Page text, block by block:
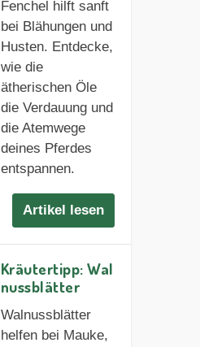
Fenchel hilft sanft
bei Blähungen und
Husten. Entdecke,
wie die
ätherischen Öle
die Verdauung und
die Atemwege
deines Pferdes
entspannen.
Artikel lesen
Kräutertipp: Wal
nussblätter
Walnussblätter
helfen bei Mauke,